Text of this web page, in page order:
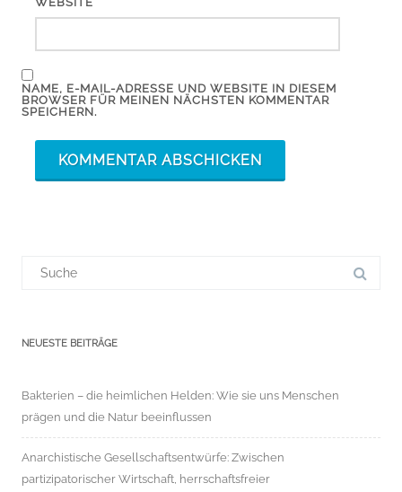
NAME, E-MAIL-ADRESSE UND WEBSITE IN DIESEM
BROWSER FÜR MEINEN NÄCHSTEN KOMMENTAR
SPEICHERN.
NEUESTE BEITRÄGE
Bakterien – die heimlichen Helden: Wie sie uns Menschen
prägen und die Natur beeinflussen
Anarchistische Gesellschaftsentwürfe: Zwischen
partizipatorischer Wirtschaft, herrschaftsfreier